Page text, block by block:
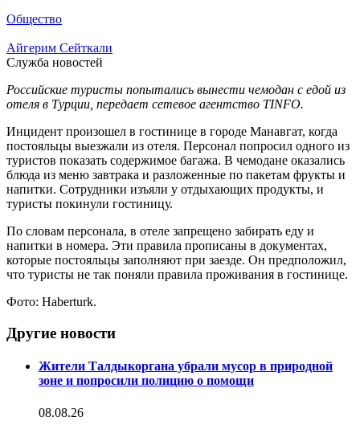
Общество
Айгерим Сейткали
Служба новостей
Российские туристы попытались вынести чемодан с едой из
отеля в Турции, передает сетевое агентство TINFO.
Инцидент произошел в гостинице в городе Манавгат, когда
постояльцы выезжали из отеля. Персонал попросил одного из
туристов показать содержимое багажа. В чемодане оказались
блюда из меню завтрака и разложенные по пакетам фрукты и
напитки. Сотрудники изъяли у отдыхающих продукты, и
туристы покинули гостиницу.
По словам персонала, в отеле запрещено забирать еду и
напитки в номера. Эти правила прописаны в документах,
которые постояльцы заполняют при заезде. Он предположил,
что туристы не так поняли правила проживания в гостинице.
Фото: Haberturk.
Другие новости
Жители Талдыкоргана убрали мусор в природной
зоне и попросили полицию о помощи
08.08.26